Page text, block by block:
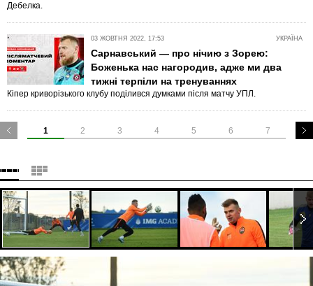
Дебелка.
УКРАЇНА
03 ЖОВТНЯ 2022, 17:53
Сарнавський — про нічию з Зорею:
Боженька нас нагородив, адже ми два
тижні терпіли на тренуваннях
Кіпер криворізького клубу поділився думками після матчу УПЛ.
1 2 3 4 5 6 7